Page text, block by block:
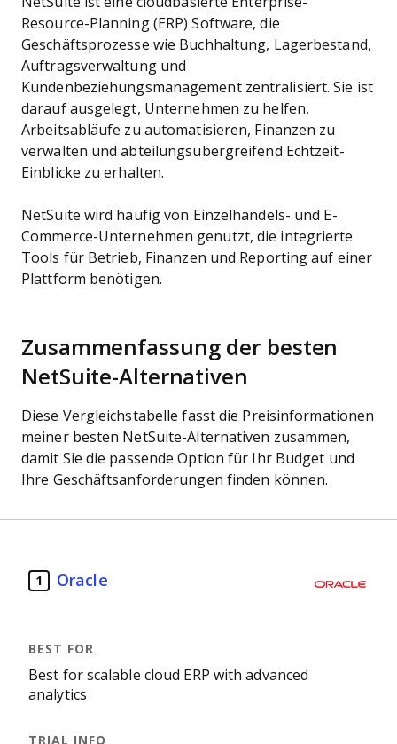
Resource-Planning (ERP) Software, die
Geschäftsprozesse wie Buchhaltung, Lagerbestand,
Auftragsverwaltung und
Kundenbeziehungsmanagement zentralisiert. Sie ist
darauf ausgelegt, Unternehmen zu helfen,
Arbeitsabläufe zu automatisieren, Finanzen zu
verwalten und abteilungsübergreifend Echtzeit-
Einblicke zu erhalten.
NetSuite wird häufig von Einzelhandels- und E-
Commerce-Unternehmen genutzt, die integrierte
Tools für Betrieb, Finanzen und Reporting auf einer
Plattform benötigen.
Zusammenfassung der besten
NetSuite-Alternativen
Diese Vergleichstabelle fasst die Preisinformationen
meiner besten NetSuite-Alternativen zusammen,
damit Sie die passende Option für Ihr Budget und
Ihre Geschäftsanforderungen finden können.
1 Oracle
Best for scalable cloud ERP with advanced
analytics